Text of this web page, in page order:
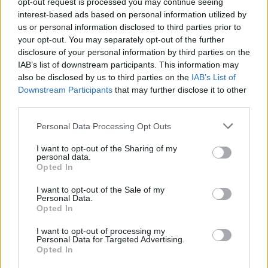
interest-based ads based on personal information utilized by
us or personal information disclosed to third parties prior to
your opt-out. You may separately opt-out of the further
disclosure of your personal information by third parties on the
IAB’s list of downstream participants. This information may
also be disclosed by us to third parties on the IAB’s List of
Downstream Participants that may further disclose it to other
Personal Data Processing Opt Outs
I want to opt-out of the Sharing of my
personal data.
Opted In
I want to opt-out of the Sale of my
Personal Data.
Opted In
I want to opt-out of processing my
Personal Data for Targeted Advertising.
Opted In
Koncerti i Kanye West
shkakton përplasje me
kalendarin e Champions
League në Kazakistan
Vëllezërit Prifti
kundërshtojnë kufirin për
muzikën: “O Rama, kaq
shumë do ta shpopullosh
Pse Selin Bollati nuk u
shfaq te kënga “Tunde
moj Selinë”? E zbulon
Kristi Lamaj: Koncertet e
mia në Europë dhe
angazhimet e saj
Rriten vizitat në Pediatrinë
e Vlorës, deri në 80 raste
alergjitë